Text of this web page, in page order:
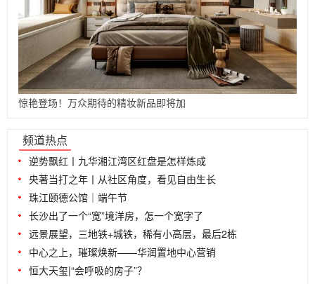
惊艳登场！万众期待的精妆新品即将加
频道热点
逆势飘红丨九华湘江湾区红盘是怎样炼成
央著当打之年丨从社区角度，看见自由生长
珠江颐德公馆｜端午节
长沙出了一个“宽”境洋房，怎一个宽字了
远景展望，三地铁+城铁，稀有小高层，最后2栋
中心之上，璀璨焕新——华润置地中心营销
恒大天玺|“会呼吸的房子”？